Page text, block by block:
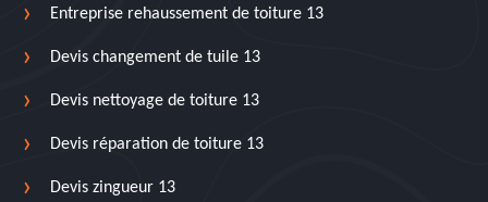
Entreprise rehaussement de toiture 13
Devis changement de tuile 13
Devis nettoyage de toiture 13
Devis réparation de toiture 13
Devis zingueur 13